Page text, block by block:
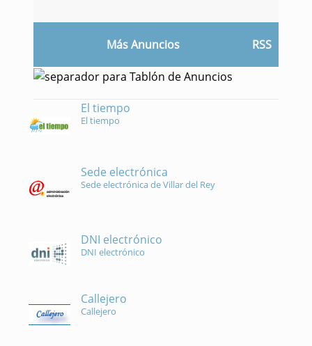
Más Anuncios RSS
El tiempo
El tiempo
Sede electrónica
Sede electrónica de Villar del Rey
DNI electrónico
DNI electrónico
Callejero
Callejero